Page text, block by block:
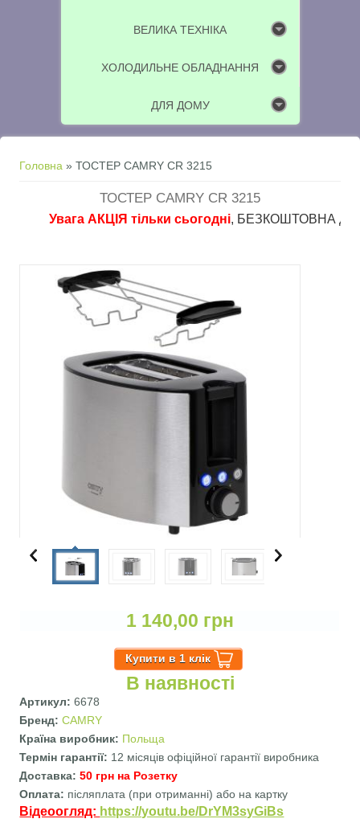
ВЕЛИКА ТЕХНІКА
ХОЛОДИЛЬНЕ ОБЛАДНАННЯ
ДЛЯ ДОМУ
Ви є тут
Головна » ТОСТЕР CAMRY CR 3215
ТОСТЕР CAMRY CR 3215
Увага АКЦІЯ тільки сьогодні, БЕЗКОШТОВНА
1 140,00 грн
В наявності
Артикул:6678
Бренд:CAMRY
Країна виробник: Польща
Термін гарантії: 12 місяців офіційної гарантії виробника
Доставка:50 грн на Розетку
Оплата: післяплата (при отриманні) або на картку
Відеоогляд: https://youtu.be/DrYM3syGiBs